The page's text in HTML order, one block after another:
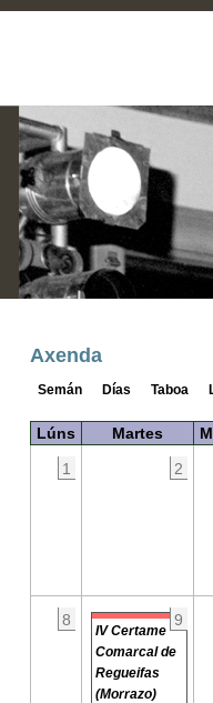
Axenda
Semán Días Taboa
Lúns Martes
1
2
8 9
IV Certame
Comarcal de
Regueifas
(Morrazo)